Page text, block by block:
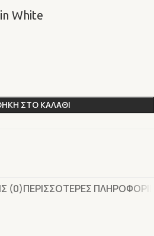
White
ΣΤΟ ΚΑΛΑΘΙ
(0)ΠΕΡΙΣΣΟΤΕΡΕΣ